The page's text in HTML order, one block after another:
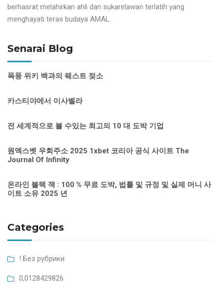
berhasrat melahirkan ahli dan sukarelawan terlatih yang
menghayati teras budaya AMAL.
Senarai Blog
폭풍 위키 백과의 웨스트 젖소
카스티야에서 이사벨라
전 세계적으로 볼 수있는 최고의 10 대 도박 기업
원엑스벳 우회주소 2025 1xbet 코리아 공식 사이트 The
Journal Of Infinity
온라인 블랙 잭 : 100 % 무료 도박, 법률 및 규정 및 실제 머니 사
이트 소유 2025 년
Categories
! Без рубрики
0,0128429826